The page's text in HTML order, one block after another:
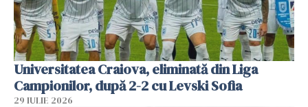
Universitatea Craiova, eliminată din Liga
Campionilor, după 2-2 cu Levski Sofia
29 IULIE 2026